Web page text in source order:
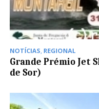
NOTÍCIAS, REGIONAL
Grande Prémio Jet
de Sor)